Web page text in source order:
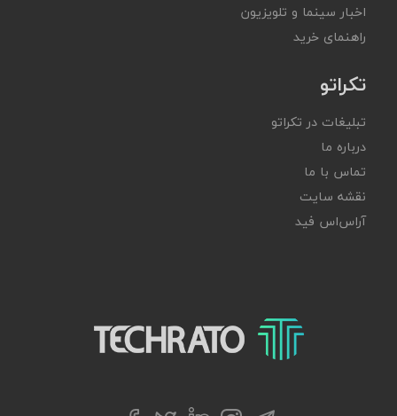
اخبار سینما و تلویزیون
راهنمای خرید
تکراتو
تبلیغات در تکراتو
درباره ما
تماس با ما
نقشه سایت
آر‌اس‌اس فید
تکراتو – زندگی با تکنولوژی